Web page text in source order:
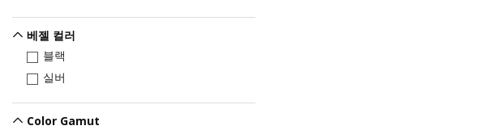
베젤 컬러
블랙
실버
Color Gamut